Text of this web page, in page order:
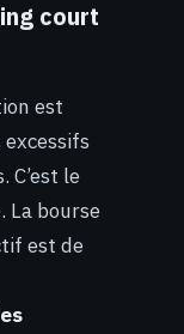
court
est
C’est le
La bourse
est de